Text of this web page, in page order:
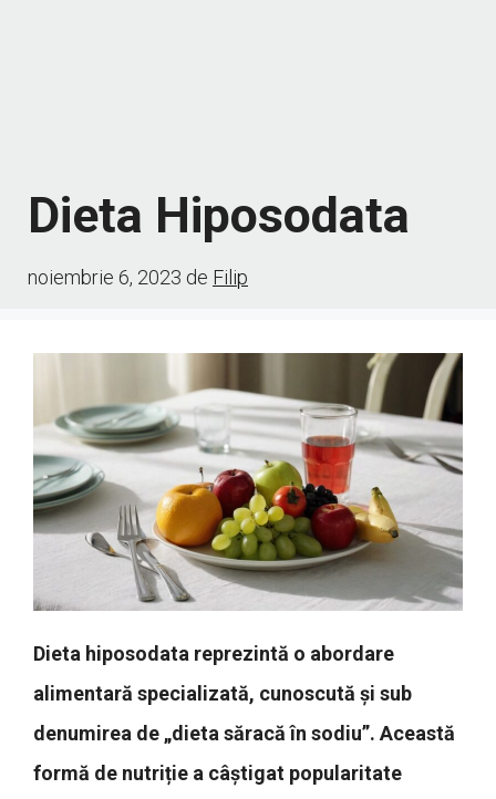
Dieta Hiposodata
noiembrie 6, 2023 de Filip
Dieta hiposodata reprezintă o abordare
alimentară specializată, cunoscută și sub
denumirea de „dieta săracă în sodiu”. Această
formă de nutriție a câștigat popularitate